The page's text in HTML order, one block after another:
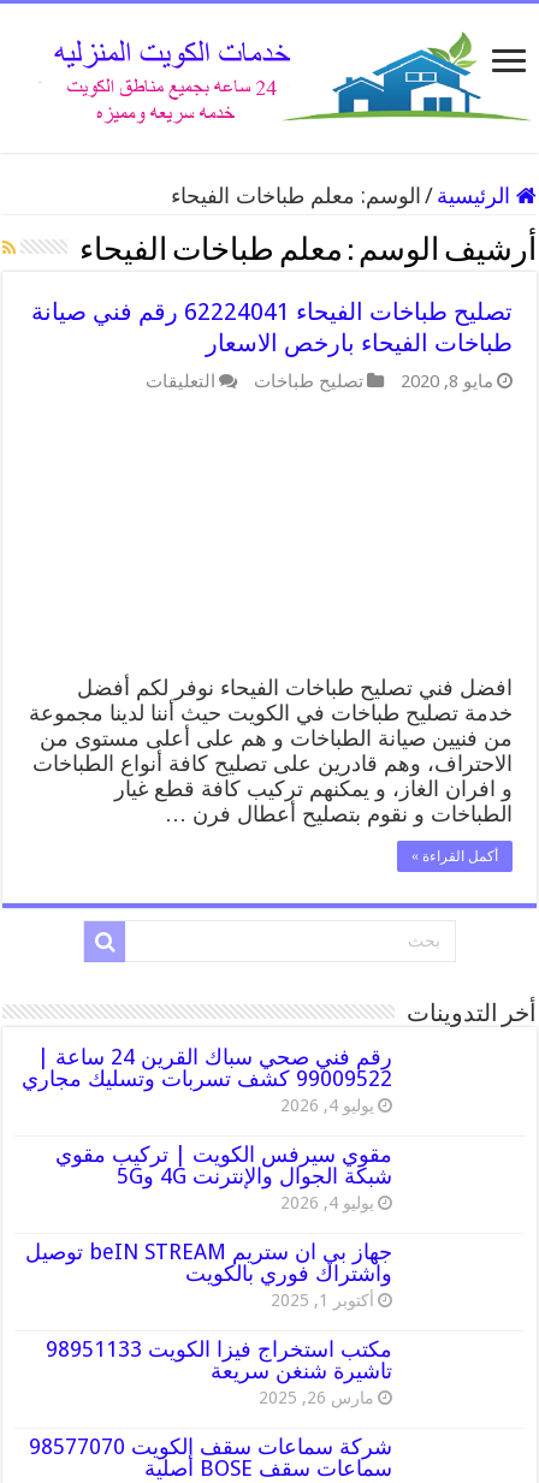
الرئيسية / الوسم: معلم طباخات الفيحاء
أرشيف الوسم : معلم طباخات الفيحاء
تصليح طباخات الفيحاء 62224041 رقم فني صيانة
طباخات الفيحاء بارخص الاسعار
مايو 8, 2020 تصليح طباخات التعليقات
افضل فني تصليح طباخات الفيحاء نوفر لكم أفضل
خدمة تصليح طباخات في الكويت حيث أننا لدينا مجموعة
من فنيين صيانة الطباخات و هم على أعلى مستوى من
الاحتراف، وهم قادرين على تصليح كافة أنواع الطباخات
و افران الغاز، و يمكنهم تركيب كافة قطع غيار
الطباخات و نقوم بتصليح أعطال فرن …
أكمل القراءة »
أخر التدوينات
رقم فني صحي سباك القرين 24 ساعة |
99009522 كشف تسربات وتسليك مجاري
يوليو 4, 2026
مقوي سيرفس الكويت | تركيب مقوي
شبكة الجوال والإنترنت 4G و5G
يوليو 4, 2026
جهاز بي ان ستريم beIN STREAM توصيل
واشتراك فوري بالكويت
أكتوبر 1, 2025
مكتب استخراج فيزا الكويت 98951133
تاشيرة شنغن سريعة
مارس 26, 2025
شركة سماعات سقف الكويت 98577070
سماعات سقف BOSE أصلية